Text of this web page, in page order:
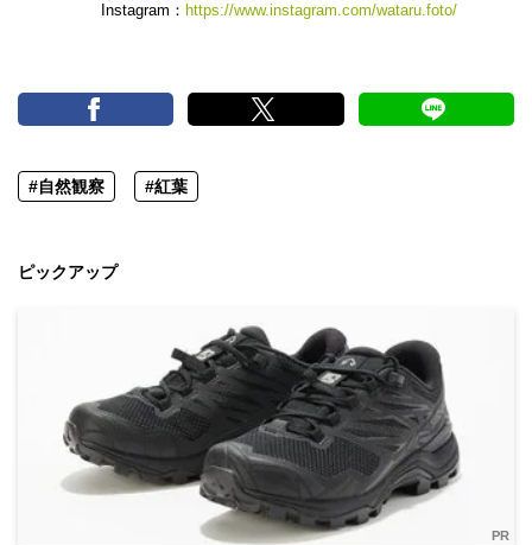
Instagram： https://www.instagram.com/wataru.foto/
#自然観察 #紅葉
ピックアップ
PR